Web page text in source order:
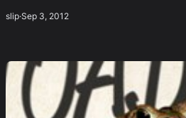
slip·Sep 3, 2012